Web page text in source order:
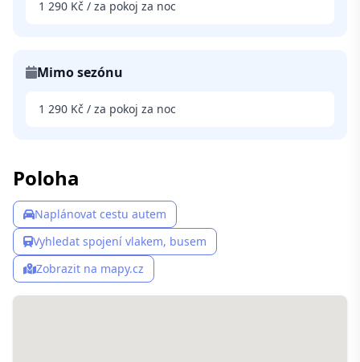
1 290 Kč / za pokoj za noc
Mimo sezónu
1 290 Kč / za pokoj za noc
Poloha
Naplánovat cestu autem
Vyhledat spojení vlakem, busem
Zobrazit na mapy.cz